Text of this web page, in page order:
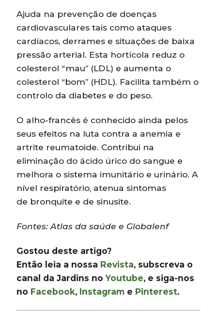
Ajuda na prevenção de doenças
cardiovasculares tais como ataques
cardíacos, derrames e situações de baixa
pressão arterial. Esta hortícola reduz o
colesterol “mau” (LDL) e aumenta o
colesterol “bom” (HDL). Facilita também o
controlo da diabetes e do peso.
O alho-francês é conhecido ainda pelos
seus efeitos na luta contra a anemia e
artrite reumatoide. Contribui na
eliminação do ácido úrico do sangue e
melhora o sistema imunitário e urinário. A
nível respiratório, atenua sintomas
de bronquite e de sinusite.
Fontes: Atlas da saúde e Globalenf
Gostou deste artigo?
Então leia a nossa Revista, subscreva o
canal da Jardins noYoutube, e siga-nos
no Facebook, Instagram e Pinterest.